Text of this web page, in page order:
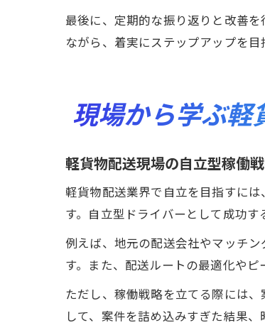
最後に、定期的な振り返りと改善
ながら、着実にステップアップを目
現場から学ぶ軽
軽貨物配送現場の自立型稼働
軽貨物配送業界で自立を目指すに
す。自立型ドライバーとして成功
例えば、地元の配送会社やマッチ
す。また、配送ルートの最適化やピ
ただし、稼働戦略を立てる際には
して、案件を詰め込みすぎた結果